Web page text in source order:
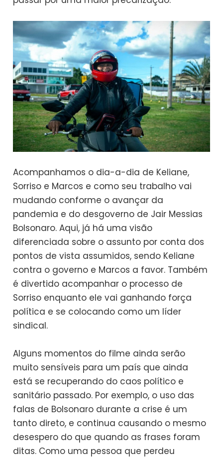
Acompanhamos o dia-a-dia de Keliane,
Sorriso e Marcos e como seu trabalho vai
mudando conforme o avançar da
pandemia e do desgoverno de Jair Messias
Bolsonaro. Aqui, já há uma visão
diferenciada sobre o assunto por conta dos
pontos de vista assumidos, sendo Keliane
contra o governo e Marcos a favor. Também
é divertido acompanhar o processo de
Sorriso enquanto ele vai ganhando força
política e se colocando como um líder
sindical.
Alguns momentos do filme ainda serão
muito sensíveis para um país que ainda
está se recuperando do caos político e
sanitário passado. Por exemplo, o uso das
falas de Bolsonaro durante a crise é um
tanto direto, e continua causando o mesmo
desespero do que quando as frases foram
ditas. Como uma pessoa que perdeu